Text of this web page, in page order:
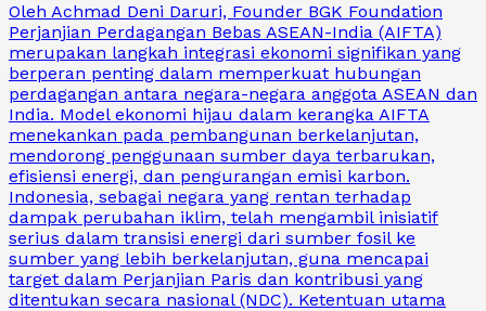
Oleh Achmad Deni Daruri, Founder BGK Foundation
Perjanjian Perdagangan Bebas ASEAN-India (AIFTA)
merupakan langkah integrasi ekonomi signifikan yang
berperan penting dalam memperkuat hubungan
perdagangan antara negara-negara anggota ASEAN dan
India. Model ekonomi hijau dalam kerangka AIFTA
menekankan pada pembangunan berkelanjutan,
mendorong penggunaan sumber daya terbarukan,
efisiensi energi, dan pengurangan emisi karbon.
Indonesia, sebagai negara yang rentan terhadap
dampak perubahan iklim, telah mengambil inisiatif
serius dalam transisi energi dari sumber fosil ke
sumber yang lebih berkelanjutan, guna mencapai
target dalam Perjanjian Paris dan kontribusi yang
ditentukan secara nasional (NDC). Ketentuan utama